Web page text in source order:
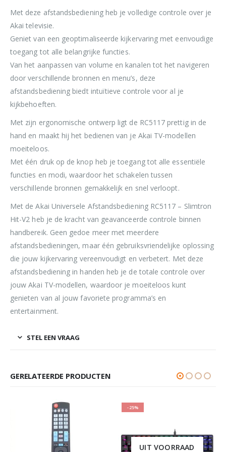
Met deze afstandsbediening heb je volledige controle over je
Akai televisie.
Geniet van een geoptimaliseerde kijkervaring met eenvoudige
toegang tot alle belangrijke functies.
Van het aanpassen van volume en kanalen tot het navigeren
door verschillende bronnen en menu’s, deze
afstandsbediening biedt intuïtieve controle voor al je
kijkbehoeften.
Met zijn ergonomische ontwerp ligt de RC5117 prettig in de
hand en maakt hij het bedienen van je Akai TV-modellen
moeiteloos.
Met één druk op de knop heb je toegang tot alle essentiële
functies en modi, waardoor het schakelen tussen
verschillende bronnen gemakkelijk en snel verloopt.
Met de Akai Universele Afstandsbediening RC5117 – Slimtron
Hit-V2 heb je de kracht van geavanceerde controle binnen
handbereik. Geen gedoe meer met meerdere
afstandsbedieningen, maar één gebruiksvriendelijke oplossing
die jouw kijkervaring vereenvoudigt en verbetert. Met deze
afstandsbediening in handen heb je de totale controle over
jouw Akai TV-modellen, waardoor je moeiteloos kunt
genieten van al jouw favoriete programma’s en
entertainment.
STEL EEN VRAAG
GERELATEERDE PRODUCTEN
-25%
UIT VOORRAAD